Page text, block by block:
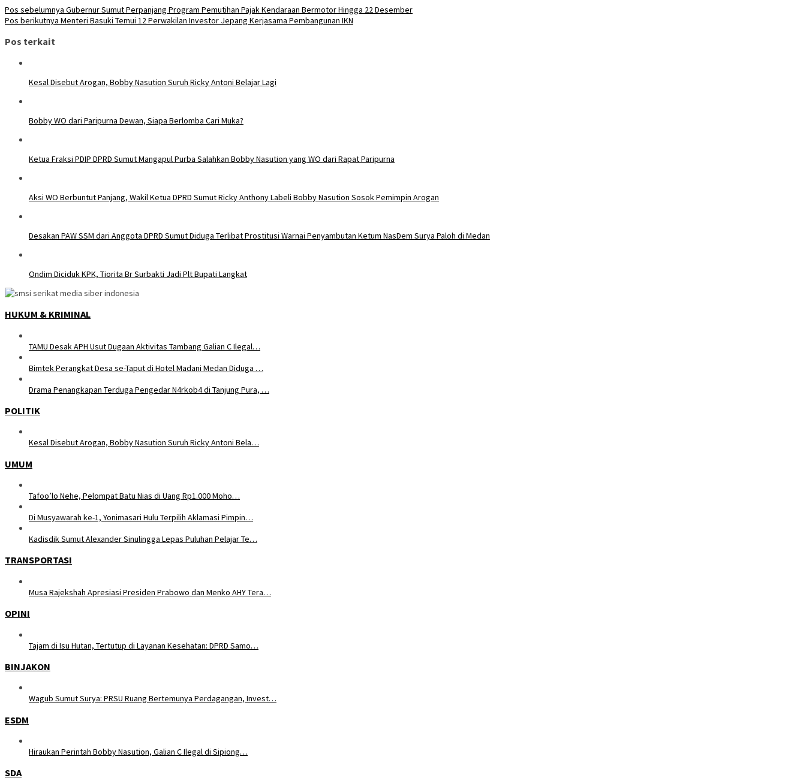
Navigasi
pos
Pos sebelumnya Gubernur Sumut Perpanjang Program Pemutihan Pajak Kendaraan Bermotor Hingga 22 Desember
Pos berikutnya Menteri Basuki Temui 12 Perwakilan Investor Jepang Kerjasama Pembangunan IKN
Pos terkait
Kesal Disebut Arogan, Bobby Nasution Suruh Ricky Antoni Belajar Lagi
Bobby WO dari Paripurna Dewan, Siapa Berlomba Cari Muka?
Ketua Fraksi PDIP DPRD Sumut Mangapul Purba Salahkan Bobby Nasution yang WO dari Rapat Paripurna
Aksi WO Berbuntut Panjang, Wakil Ketua DPRD Sumut Ricky Anthony Labeli Bobby Nasution Sosok Pemimpin Arogan
Desakan PAW SSM dari Anggota DPRD Sumut Diduga Terlibat Prostitusi Warnai Penyambutan Ketum NasDem Surya Paloh di Medan
Ondim Diciduk KPK, Tiorita Br Surbakti Jadi Plt Bupati Langkat
HUKUM & KRIMINAL
TAMU Desak APH Usut Dugaan Aktivitas Tambang Galian C Ilegal…
Bimtek Perangkat Desa se-Taput di Hotel Madani Medan Diduga …
Drama Penangkapan Terduga Pengedar N4rkob4 di Tanjung Pura, …
POLITIK
Kesal Disebut Arogan, Bobby Nasution Suruh Ricky Antoni Bela…
UMUM
Tafoo’lo Nehe, Pelompat Batu Nias di Uang Rp1.000 Moho…
Di Musyawarah ke-1, Yonimasari Hulu Terpilih Aklamasi Pimpin…
Kadisdik Sumut Alexander Sinulingga Lepas Puluhan Pelajar Te…
TRANSPORTASI
Musa Rajekshah Apresiasi Presiden Prabowo dan Menko AHY Tera…
OPINI
Tajam di Isu Hutan, Tertutup di Layanan Kesehatan: DPRD Samo…
BINJAKON
Wagub Sumut Surya: PRSU Ruang Bertemunya Perdagangan, Invest…
ESDM
Hiraukan Perintah Bobby Nasution, Galian C Ilegal di Sipiong…
SDA